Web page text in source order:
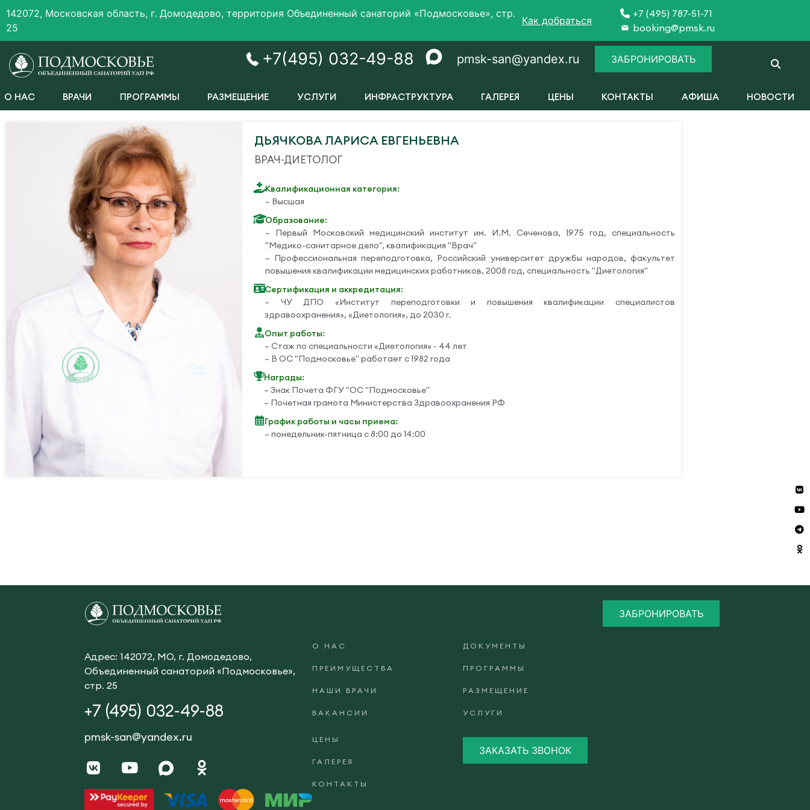
142072, Московская область, г. Домодедово, территория Объединенный санаторий «Подмосковье», стр.
25
Как добраться
+7 (495) 787-51-71
booking@pmsk.ru
+7(495) 032-49-88 pmsk-san@yandex.ru ЗАБРОНИРОВАТЬ
О НАС ВРАЧИ ПРОГРАММЫ РАЗМЕЩЕНИЕ УСЛУГИ ИНФРАСТРУКТУРА ГАЛЕРЕЯ ЦЕНЫ КОНТАКТЫ АФИША НОВОСТИ
ДЬЯЧКОВА ЛАРИСА ЕВГЕНЬЕВНА
ВРАЧ-ДИЕТОЛОГ
Квалификационная категория:
– Высшая
Образование:
– Первый Московский медицинский институт им. И.М. Сеченова, 1975 год, специальность
"Медико-санитарное дело", квалификация "Врач"
– Профессиональная переподготовка, Российский университет дружбы народов, факультет
повышения квалификации медицинских работников, 2008 год, специальность "Диетология"
Сертификация и аккредитация:
– ЧУ ДПО «Институт переподготовки и повышения квалификации специалистов
здравоохранения», «Диетология», до 2030 г.
Опыт работы:
– Стаж по специальности «Диетология» - 44 лет
– В ОС "Подмосковье" работает с 1982 года
Награды:
– Знак Почета ФГУ "ОС "Подмосковье"
– Почетная грамота Министерства Здравоохранения РФ
График работы и часы приема:
– понедельник-пятница с 8:00 до 14:00
ЗАБРОНИРОВАТЬ
Адрес: 142072, МО, г. Домодедово,
Объединенный санаторий «Подмосковье»,
стр. 25
+7 (495) 032-49-88
pmsk-san@yandex.ru
О НАС
ПРЕИМУЩЕСТВА
НАШИ ВРАЧИ
ВАКАНСИИ
ЦЕНЫ
ГАЛЕРЕЯ
КОНТАКТЫ
ДОКУМЕНТЫ
ПРОГРАММЫ
РАЗМЕЩЕНИЕ
УСЛУГИ
ЗАКАЗАТЬ ЗВОНОК